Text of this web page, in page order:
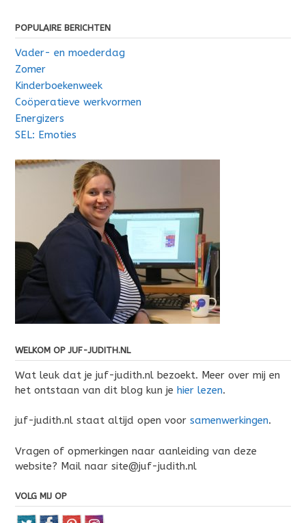
POPULAIRE BERICHTEN
Vader- en moederdag
Zomer
Kinderboekenweek
Coöperatieve werkvormen
Energizers
SEL: Emoties
WELKOM OP JUF-JUDITH.NL
Wat leuk dat je juf-judith.nl bezoekt. Meer over mij en
het ontstaan van dit blog kun je hier lezen.
juf-judith.nl staat altijd open voor samenwerkingen.
Vragen of opmerkingen naar aanleiding van deze
website? Mail naar site@juf-judith.nl
VOLG MIJ OP